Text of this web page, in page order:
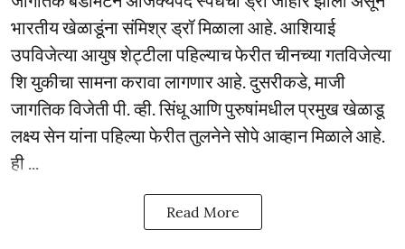
भारतीय खेळाडूंना संमिश्र ड्रॉ मिळाला आहे. आशियाई
उपविजेत्या आयुष शेट्टीला पहिल्याच फेरीत चीनच्या गतविजेत्या
शि युकीचा सामना करावा लागणार आहे. दुसरीकडे, माजी
जागतिक विजेती पी. व्ही. सिंधू आणि पुरुषांमधील प्रमुख खेळाडू
लक्ष्य सेन यांना पहिल्या फेरीत तुलनेने सोपे आव्हान मिळाले आहे.
ही ...
Read More